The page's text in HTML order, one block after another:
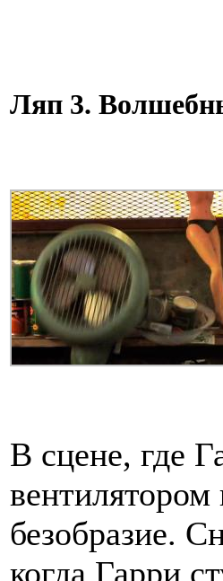
Ляп 3.
В сцене, где
вентилятором
безобразие.
когда Гарри